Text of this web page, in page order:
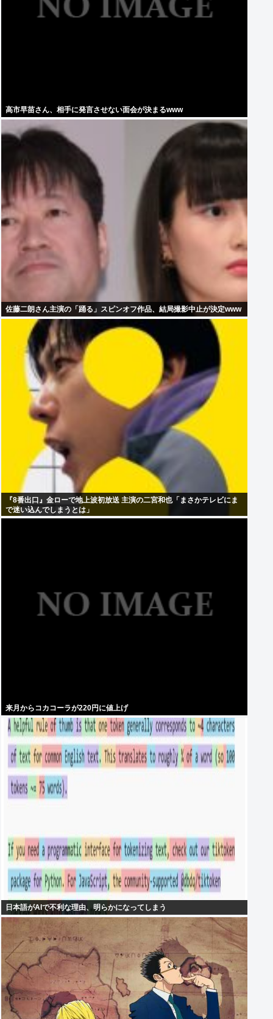
高市早苗さん、相手に発言させない面会が決まるwww
佐藤二朗さん主演の「踊る」スピンオフ作品、結局撮影中止が決定www
『8番出口』金ローで地上波初放送 主演の二宮和也「まさかテレビにま
で迷い込んでしまうとは」
来月からコカコーラが220円に値上げ
日本語がAIで不利な理由、明らかになってしまう